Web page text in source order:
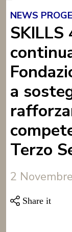
NEWS
SKILLS
a
Terzo
2